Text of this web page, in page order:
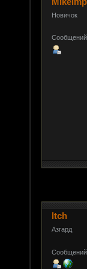
Новичок
ltch
Азгард